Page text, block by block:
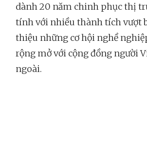
dành 20 năm chinh phục thị
tính với nhiều thành tích vượt
thiệu những cơ hội nghề
rộng mở với cộng đồng người
ngoài.